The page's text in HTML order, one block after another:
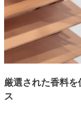
厳選された香料
ス